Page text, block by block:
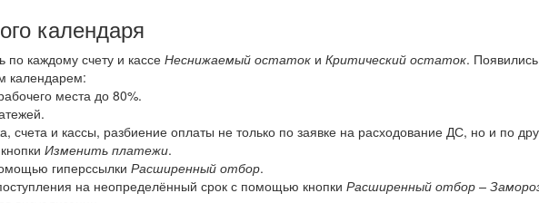
календаря
по каждому счету и кассе Неснижаемый остаток и Критический остаток.
календарем:
места до 80%.
счета и кассы, разбиение оплаты не только по заявке на расходование ДС, но и по
Изменить платежи.
гиперссылки Расширенный отбор.
на неопределённый срок с помощью кнопки Расширенный отбор –